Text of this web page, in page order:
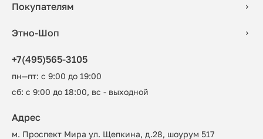
Покупателям
Этно-Шоп
+7(495)565-3105
пн—пт: с 9:00 до 19:00
сб: с 9:00 до 18:00, вс - выходной
Адрес
м. Проспект Мира ул. Щепкина, д.28, шоурум 517